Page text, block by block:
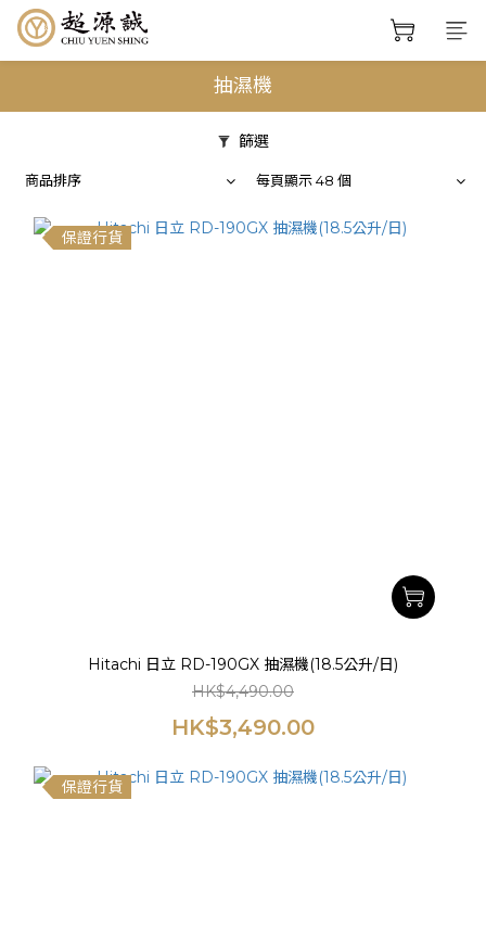
抽濕機
篩選
商品排序 每頁顯示 48 個
保證行貨
Hitachi 日立 RD-190GX 抽濕機(18.5公升/日)
HK$4,490.00
HK$3,490.00
保證行貨